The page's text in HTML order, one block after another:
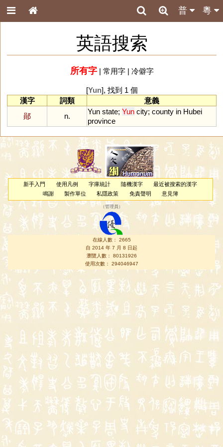
粵
普
英語搜索
所有字| 常用字| 冷僻字
[Yun], 找到 1 個
漢字
詞類
意義
鄖
n.
Yun state; Yun city; county in Hubei
province
新手入門 使用凡例 字庫統計 隨機漢字
最近被搜索的漢字
鳴謝
製作單位 私隱政策 免責聲明 意見簿
（管理員 ）
在線人數： 2665
自 2014 年 7 月 8 日起
瀏覽人數： 80131926
使用次數： 294046947